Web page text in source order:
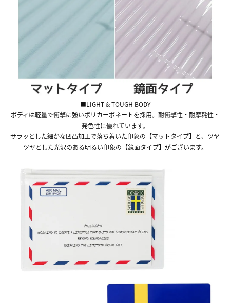
■LIGHT & TOUGH BODY
ボディは軽量で衝撃に強いポリカーボネートを採用。耐衝撃性・耐摩耗性・
発色性に優れています。
サラッとした細かな凹凸加工で落ち着いた印象の【マットタイプ】と、ツヤ
ツヤとした光沢のある明るい印象の【鏡面タイプ】がございます。